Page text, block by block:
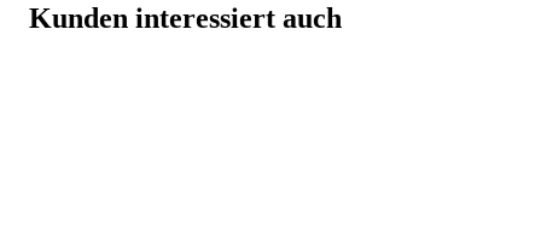
Kunden interessiert auch